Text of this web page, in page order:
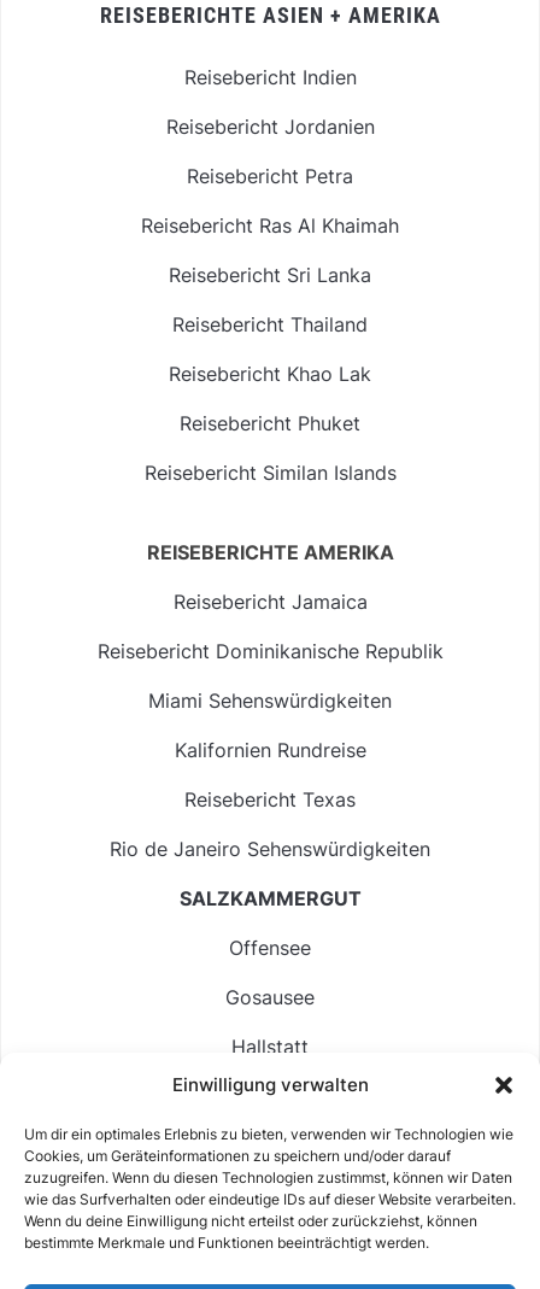
Einwilligung verwalten
Um dir ein optimales Erlebnis zu bieten, verwenden wir Technologien wie
Cookies, um Geräteinformationen zu speichern und/oder darauf
zuzugreifen. Wenn du diesen Technologien zustimmst, können wir Daten
wie das Surfverhalten oder eindeutige IDs auf dieser Website verarbeiten.
Wenn du deine Einwilligung nicht erteilst oder zurückziehst, können
bestimmte Merkmale und Funktionen beeinträchtigt werden.
REISEBERICHTE ASIEN + AMERIKA
Reisebericht Indien
Reisebericht Jordanien
Reisebericht Petra
Reisebericht Ras Al Khaimah
Reisebericht Sri Lanka
Reisebericht Thailand
Reisebericht Khao Lak
Reisebericht Phuket
Reisebericht Similan Islands
REISEBERICHTE AMERIKA
Reisebericht Jamaica
Reisebericht Dominikanische Republik
Miami Sehenswürdigkeiten
Kalifornien Rundreise
Reisebericht Texas
Rio de Janeiro Sehenswürdigkeiten
SALZKAMMERGUT
Offensee
Gosausee
Hallstatt
Langbathsee
Altausseer See
Hintersee